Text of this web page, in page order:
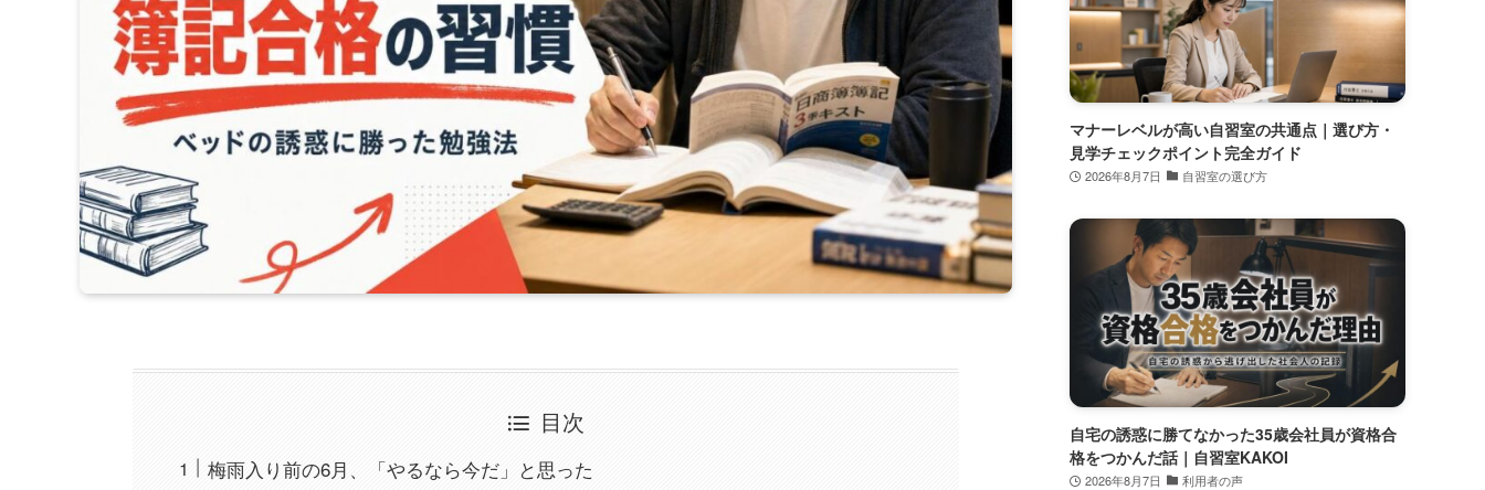
目次
梅雨入り前の6月、「やるなら今だ」と思った
マナーレベルが高い自習室の共通点｜選び方・
見学チェックポイント完全ガイド
2026年8月7日 自習室の選び方
自宅の誘惑に勝てなかった35歳会社員が資格合
格をつかんだ話｜自習室KAKOI
2026年8月7日 利用者の声